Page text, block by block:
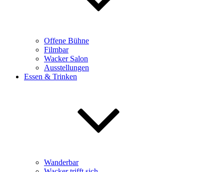
Offene Bühne
Filmbar
Wacker Salon
Ausstellungen
Essen & Trinken
Wanderbar